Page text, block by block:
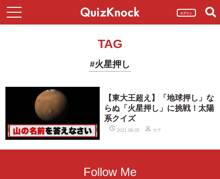
ログイン
TAG
#火星押し
【東大王超え】「地球押し」な
らぬ「火星押し」に挑戦！太陽
系クイズ
2021.08.05 セチ
Follow Me